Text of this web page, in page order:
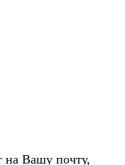
на Вашу почту,